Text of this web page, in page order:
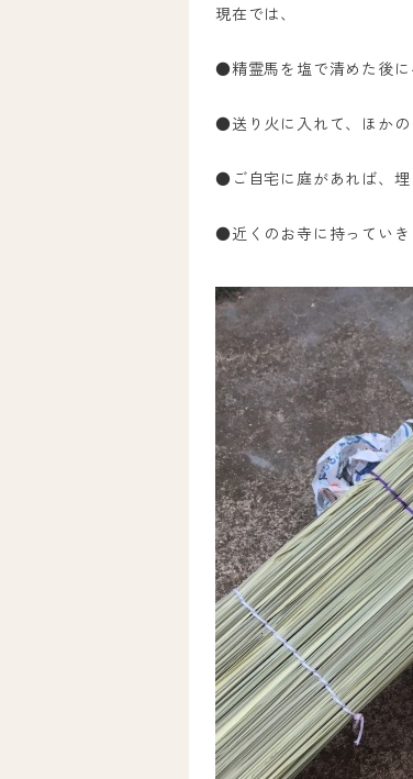
現在では、
●精霊馬を塩で清めた後に
●送り火に入れて、ほか
●ご自宅に庭があれば、埋
●近くのお寺に持っていき